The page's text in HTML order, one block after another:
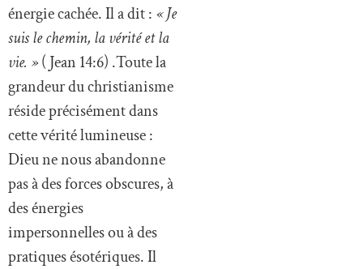
énergie cachée. Il a dit : « Je
suis le chemin, la vérité et la
vie. »( Jean 14:6) .Toute la
grandeur du christianisme
réside précisément dans
cette vérité lumineuse :
Dieu ne nous abandonne
pas à des forces obscures, à
des énergies
impersonnelles ou à des
pratiques ésotériques. Il